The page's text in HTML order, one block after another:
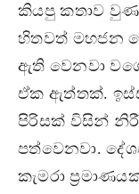
කියපු කතාව
හිතවත් මහජන
ඇති වෙනවා
ඒක ඇත්තක්.
පිරිසක් විසින්
පත්වෙනවා.
කැමරා